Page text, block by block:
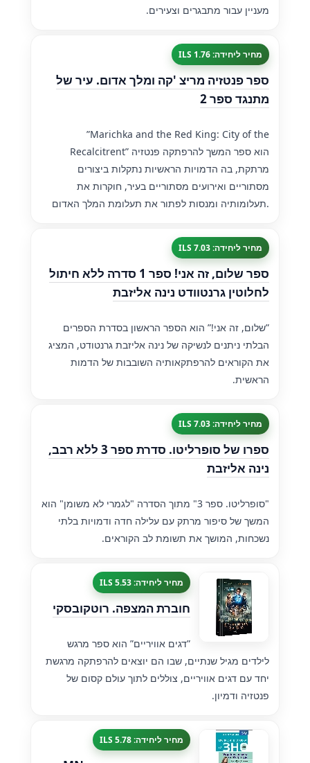
מעניין עבור מתבגרים וצעירים.
מחיר ליחידה: 1.76 ILS
ספר פנטזיה מריצ 'קה ומלך אדום. עיר של
מתנגד ספר 2
”Marichka and the Red King: City of the
Recalcitrent” הוא ספר המשך להרפתקה פנטזיה
מרתקת, בה הדמויות הראשיות נתקלות ביצורים
מסתוריים ואירועים מסתוריים בעיר, חוקרות את
תעלומותיה ומנסות לפתור את תעלומת המלך האדום.
מחיר ליחידה: 7.03 ILS
ספר שלום, זה אני! ספר 1 סדרה ללא חיתול
לחלוטין גרנטוודט נינה אליזבת
”שלום, זה אני!” הוא הספר הראשון בסדרת הספרים
הבלתי ניתנים לנשיקה של נינה אליזבת גרנטודט, המציג
את הקוראים להרפתקאותיה השובבות של הדמות
הראשית.
מחיר ליחידה: 7.03 ILS
ספרו של סופרליטו. סדרת ספר 3 ללא רבב,
נינה אליזבת
"סופרליטו. ספר 3" מתוך הסדרה "לגמרי לא משומן" הוא
המשך של סיפור מרתק עם עלילה חדה ודמויות בלתי
נשכחות, המושך את תשומת לב הקוראים.
מחיר ליחידה: 5.53 ILS
חוברת המצפה. רוטקובסקי
”דגים אוויריים” הוא ספר מרגש
לילדים מגיל שנתיים, שבו הם יוצאים להרפתקה מרגשת
יחד עם דגים אוויריים, צוללים לתוך עולם קסום של
פנטזיה ודמיון.
מחיר ליחידה: 5.78 ILS